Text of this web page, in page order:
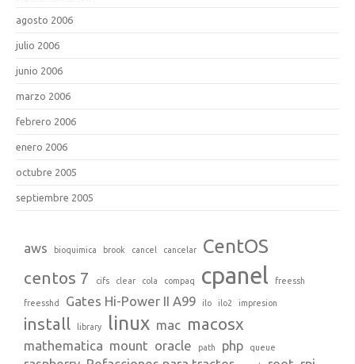
agosto 2006
julio 2006
junio 2006
marzo 2006
febrero 2006
enero 2006
octubre 2005
septiembre 2005
aws bioquimica brook cancel cancelar CentOS
centos 7 cifs clear cola compaq cpanel freessh
freesshd Gates Hi-Power II A99 ilo ilo2 impresion
install library linux mac macosx
mathematica mount oracle path php queue